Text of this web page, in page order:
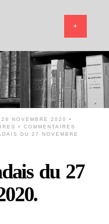
26 NOVEMBRE 2020 •
• COMMENTAIRES
DU 27 NOVEMBRE
du 27